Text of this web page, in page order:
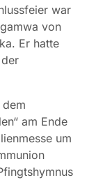
war
von
Er hatte
am Ende
um